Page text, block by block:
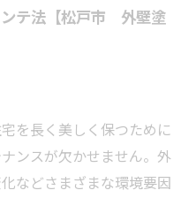
テ法【松戸市 外壁塗
を長く美しく保つために
ンスが欠かせません。外
などさまざまな環境要因